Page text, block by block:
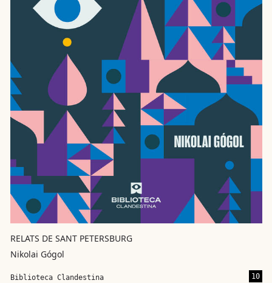
RELATS DE SANT PETERSBURG
Nikolai Gógol
Biblioteca Clandestina 10